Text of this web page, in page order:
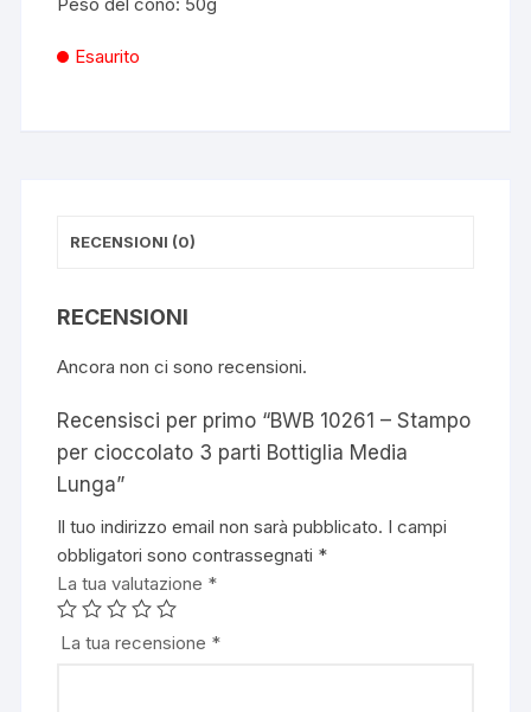
Esaurito
RECENSIONI (0)
RECENSIONI
Ancora non ci sono recensioni.
Recensisci per primo “BWB 10261 – Stampo
per cioccolato 3 parti Bottiglia Media
Lunga”
Il tuo indirizzo email non sarà pubblicato. I campi
obbligatori sono contrassegnati *
La tua valutazione *
La tua recensione *